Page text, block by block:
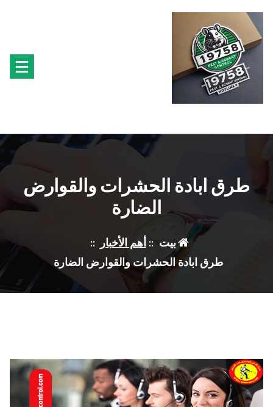
المحتوى
طرق ابادة الحشرات والقوارض
الضارة
بيت ::أهم الأخبار
::
طرق ابادة الحشرات والقوارض الضارة